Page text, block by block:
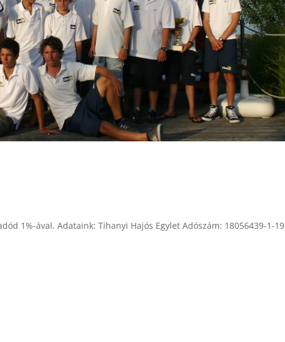
1%-ával. Adataink: Tihanyi Hajós Egylet Adószám: 18056439-1-19